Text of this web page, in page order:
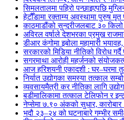
सिमलतालमा पहिरो पन्छाइएपछि
हेटौँडामा रक्ताम्य अवस्थामा पुरुष
काठमाडौंको सुन्दरीजलबाट ३०
अविरल वर्षाले देशभरका प्रमुख
डीआर कंगोमा इबोला महामारी
सरकारको मिडिया नीतिको विरोध
सगरमाथा आरोही महर्जनको
आज हरिशयनी एकादशी : घर–घरमा
निर्यात उद्योगका समस्या तत्काल
व्यवसायमैत्री कर नीतिका लागि
बडीमालिकामा तत्काल टेलिफोन र
नेप्सेमा ७.९० अंकको सुधार, कारोबार
भदौ २३–२४ को घटनाबारे गम्भीर